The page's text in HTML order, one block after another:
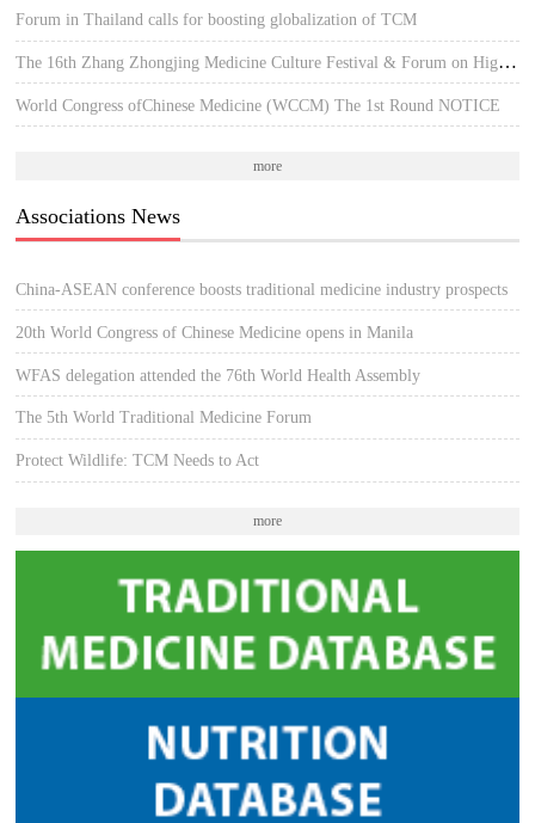
Forum in Thailand calls for boosting globalization of TCM
The 16th Zhang Zhongjing Medicine Culture Festival & Forum on High-quality Development of TCM
World Congress ofChinese Medicine (WCCM) The 1st Round NOTICE
more
Associations News
China-ASEAN conference boosts traditional medicine industry prospects
20th World Congress of Chinese Medicine opens in Manila
WFAS delegation attended the 76th World Health Assembly
The 5th World Traditional Medicine Forum
Protect Wildlife: TCM Needs to Act
more